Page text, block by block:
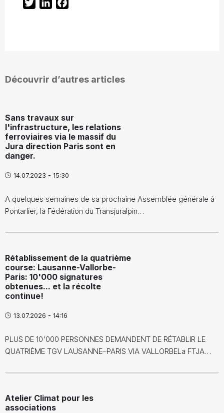
Découvrir d’autres articles
Sans travaux sur
l'infrastructure, les relations
ferroviaires via le massif du
Jura direction Paris sont en
danger.
14.07.2023 - 15:30
A quelques semaines de sa prochaine Assemblée générale à
Pontarlier, la Fédération du Transjuralpin…
Rétablissement de la quatrième
course: Lausanne-Vallorbe-
Paris: 10'000 signatures
obtenues... et la récolte
continue!
13.07.2026 - 14:16
PLUS DE 10'000 PERSONNES DEMANDENT DE RÉTABLIR LE
QUATRIÈME TGV LAUSANNE–PARIS VIA VALLORBELa FTJA…
Atelier Climat pour les
associations